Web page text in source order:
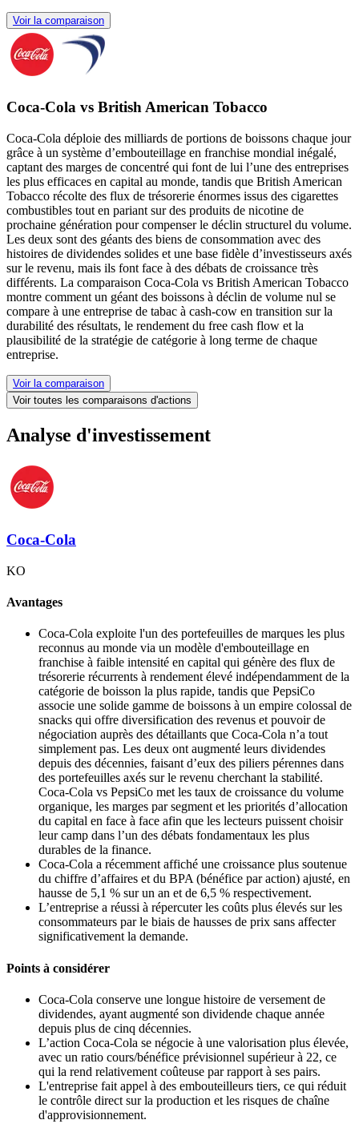
Voir la comparaison
Coca-Cola vs British American Tobacco
Coca‑Cola déploie des milliards de portions de boissons chaque jour
grâce à un système d’embouteillage en franchise mondial inégalé,
captant des marges de concentré qui font de lui l’une des entreprises
les plus efficaces en capital au monde, tandis que British American
Tobacco récolte des flux de trésorerie énormes issus des cigarettes
combustibles tout en pariant sur des produits de nicotine de
prochaine génération pour compenser le déclin structurel du volume.
Les deux sont des géants des biens de consommation avec des
histoires de dividendes solides et une base fidèle d’investisseurs axés
sur le revenu, mais ils font face à des débats de croissance très
différents. La comparaison Coca‑Cola vs British American Tobacco
montre comment un géant des boissons à déclin de volume nul se
compare à une entreprise de tabac à cash‑cow en transition sur la
durabilité des résultats, le rendement du free cash flow et la
plausibilité de la stratégie de catégorie à long terme de chaque
entreprise.
Voir la comparaison
Voir toutes les comparaisons d'actions
Analyse d'investissement
Coca-Cola
KO
Avantages
Coca‑Cola exploite l'un des portefeuilles de marques les plus
reconnus au monde via un modèle d'embouteillage en
franchise à faible intensité en capital qui génère des flux de
trésorerie récurrents à rendement élevé indépendamment de la
catégorie de boisson la plus rapide, tandis que PepsiCo
associe une solide gamme de boissons à un empire colossal de
snacks qui offre diversification des revenus et pouvoir de
négociation auprès des détaillants que Coca‑Cola n’a tout
simplement pas. Les deux ont augmenté leurs dividendes
depuis des décennies, faisant d’eux des piliers pérennes dans
des portefeuilles axés sur le revenu cherchant la stabilité.
Coca-Cola vs PepsiCo met les taux de croissance du volume
organique, les marges par segment et les priorités d’allocation
du capital en face à face afin que les lecteurs puissent choisir
leur camp dans l’un des débats fondamentaux les plus
durables de la finance.
Coca‑Cola a récemment affiché une croissance plus soutenue
du chiffre d’affaires et du BPA (bénéfice par action) ajusté, en
hausse de 5,1 % sur un an et de 6,5 % respectivement.
L’entreprise a réussi à répercuter les coûts plus élevés sur les
consommateurs par le biais de hausses de prix sans affecter
significativement la demande.
Points à considérer
Coca‑Cola conserve une longue histoire de versement de
dividendes, ayant augmenté son dividende chaque année
depuis plus de cinq décennies.
L’action Coca‑Cola se négocie à une valorisation plus élevée,
avec un ratio cours/bénéfice prévisionnel supérieur à 22, ce
qui la rend relativement coûteuse par rapport à ses pairs.
L'entreprise fait appel à des embouteilleurs tiers, ce qui réduit
le contrôle direct sur la production et les risques de chaîne
d'approvisionnement.